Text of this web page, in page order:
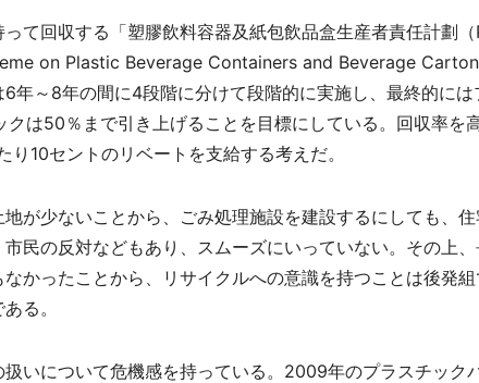
て回収する「塑膠飲料容器及紙包飲品盒生産者責任計劃
on Plastic Beverage Containers and Beverage
6年～8年の間に4段階に分けて段階的に実施し、最終的に
クは50％まで引き上げることを目標にしている。回収率を
り10セントのリベートを支給する考えだ。
が少ないことから、ごみ処理施設を建設するにしても、
民の反対などもあり、スムーズにいっていない。その上
かったことから、リサイクルへの意識を持つことは後発
る。
いについて危機感を持っている。2009年のプラスチック